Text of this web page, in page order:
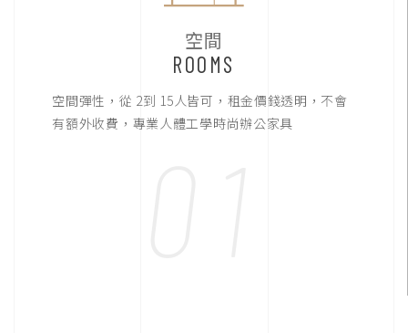
空間
ROOMS
空間彈性，從 2到 15人皆可，租金價錢透明，不會
有額外收費，專業人體工學時尚辦公家具